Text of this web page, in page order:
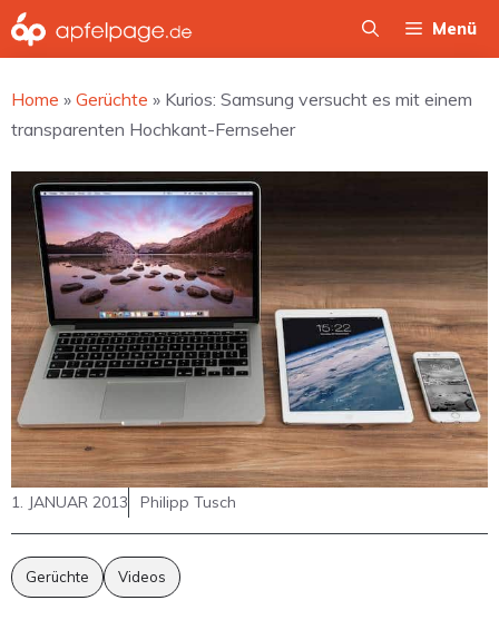
Zum
Inhalt
Menü
Home » Gerüchte » Kurios: Samsung versucht es mit einem
transparenten Hochkant-Fernseher
1. JANUAR 2013 Philipp Tusch
Gerüchte Videos